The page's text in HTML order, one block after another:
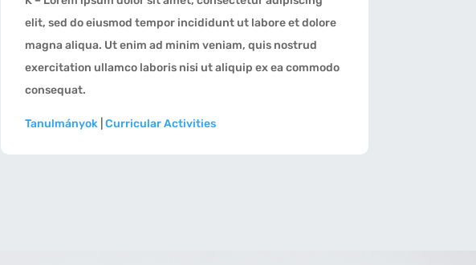
elit, sed do eiusmod tempor incididunt ut labore et dolore
magna aliqua. Ut enim ad minim veniam, quis nostrud
exercitation ullamco laboris nisi ut aliquip ex ea commodo
consequat.
Tanulmányok Curricular Activities